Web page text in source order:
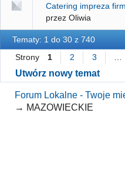
Catering impreza
przez Oliwia
Tematy: 1 do 30 z 740
Strony
1 2 3
Utwórz nowy temat
Forum Lokalne - Twoje
→ MAZOWIECKIE